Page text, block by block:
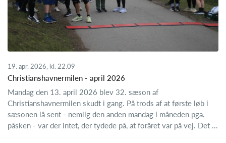
19. apr. 2026, kl. 22.09
Christianshavnermilen - april 2026
Mandag den 13. april 2026 blev 32. sæson af
Christianshavnermilen skudt i gang. På trods af at første løb i
sæsonen lå sent - nemlig den anden mandag i måneden pga.
påsken - var der intet, der tydede på, at foråret var på vej. Det ...